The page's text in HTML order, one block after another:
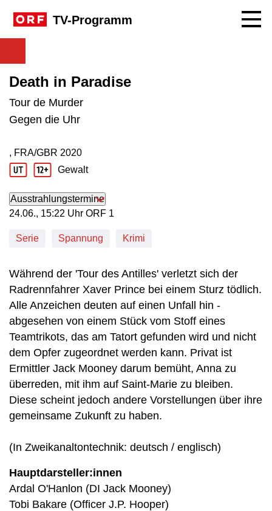
TV-Programm
Death in Paradise
Tour de Murder
Gegen die Uhr
Produktionsland: FRA/GBR
, FRA/GBR
Produktionsjahr: 2020
2020
Jugendschutz Beschreibung: Gewalt
Gewalt
Ausstrahlungstermine
24. Juni, 15:22 Uhr in ORF 1
24.06., 15:22 Uhr ORF 1
Serie Spannung Krimi
Während der 'Tour des Antilles' verletzt sich der
Radrennfahrer Xaver Prince bei einem Sturz tödlich.
Alle Anzeichen deuten auf einen Unfall hin -
abgesehen von einem Stück vom Stoff eines
Teamtrikots, das am Tatort gefunden wird und nicht
dem Opfer zugeordnet werden kann. Privat ist
Ermittler Jack Mooney darum bemüht, Anna zu
überreden, mit ihm auf Saint-Marie zu bleiben.
Diese scheint jedoch andere Vorstellungen über ihre
gemeinsame Zukunft zu haben.
(In Zweikanaltontechnik: deutsch / englisch)
Hauptdarsteller:innen
Ardal O'Hanlon (DI Jack Mooney)
Tobi Bakare (Officer J.P. Hooper)